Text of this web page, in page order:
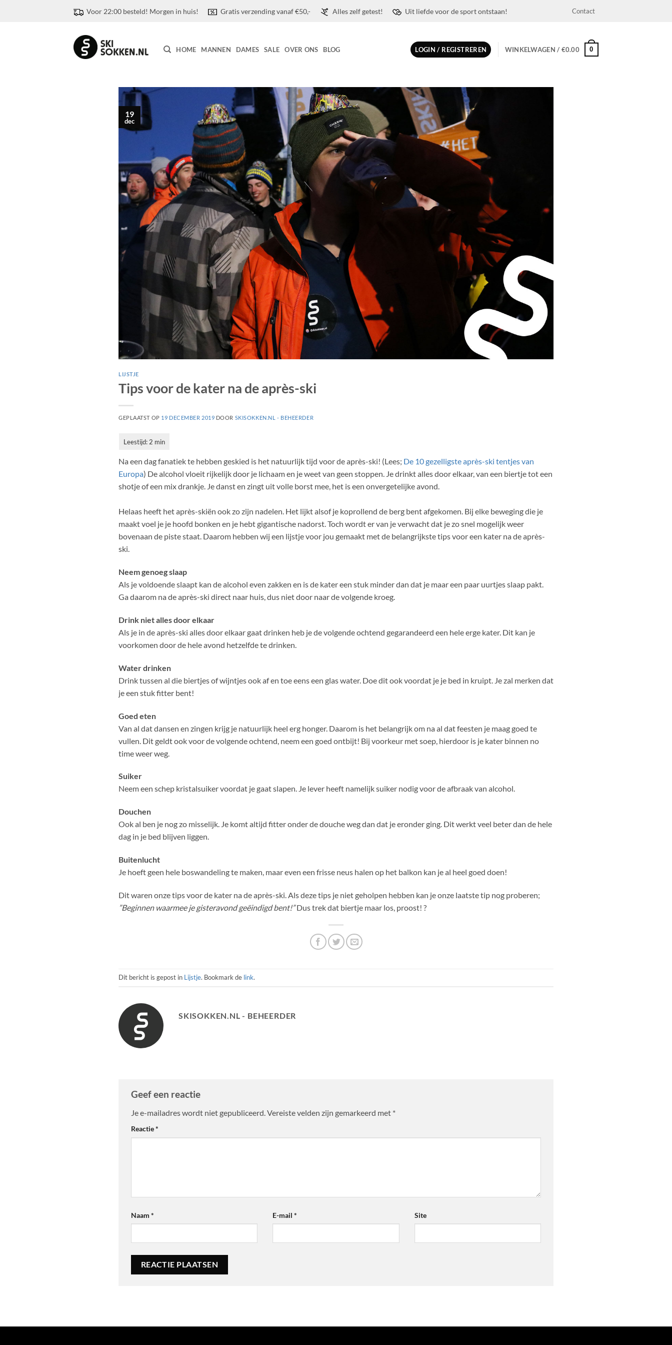
Voor 22:00 besteld! Morgen in huis! Gratis verzending vanaf €50,- Alles zelf getest! Uit liefde voor de sport ontstaan! Contact
HOME MANNEN DAMES SALE OVER ONS BLOG LOGIN / REGISTREREN WINKELWAGEN / €0.00 0
19
dec
LIJSTJE
Tips voor de kater na de après-ski
GEPLAATST OP 19 DECEMBER 2019 DOOR SKISOKKEN.NL - BEHEERDER
Na een dag fanatiek te hebben geskied is het natuurlijk tijd voor de après-ski! (Lees; De 10 gezelligste après-ski tentjes van
Europa) De alcohol vloeit rijkelijk door je lichaam en je weet van geen stoppen. Je drinkt alles door elkaar, van een biertje tot een
shotje of een mix drankje. Je danst en zingt uit volle borst mee, het is een onvergetelijke avond.
Helaas heeft het après-skiën ook zo zijn nadelen. Het lijkt alsof je koprollend de berg bent afgekomen. Bij elke beweging die je
maakt voel je je hoofd bonken en je hebt gigantische nadorst. Toch wordt er van je verwacht dat je zo snel mogelijk weer
bovenaan de piste staat. Daarom hebben wij een lijstje voor jou gemaakt met de belangrijkste tips voor een kater na de après-
ski.
Neem genoeg slaap
Als je voldoende slaapt kan de alcohol even zakken en is de kater een stuk minder dan dat je maar een paar uurtjes slaap pakt.
Ga daarom na de après-ski direct naar huis, dus niet door naar de volgende kroeg.
Drink niet alles door elkaar
Als je in de après-ski alles door elkaar gaat drinken heb je de volgende ochtend gegarandeerd een hele erge kater. Dit kan je
voorkomen door de hele avond hetzelfde te drinken.
Water drinken
Drink tussen al die biertjes of wijntjes ook af en toe eens een glas water. Doe dit ook voordat je je bed in kruipt. Je zal merken dat
je een stuk fitter bent!
Goed eten
Van al dat dansen en zingen krijg je natuurlijk heel erg honger. Daarom is het belangrijk om na al dat feesten je maag goed te
vullen. Dit geldt ook voor de volgende ochtend, neem een goed ontbijt! Bij voorkeur met soep, hierdoor is je kater binnen no
time weer weg.
Suiker
Neem een schep kristalsuiker voordat je gaat slapen. Je lever heeft namelijk suiker nodig voor de afbraak van alcohol.
Douchen
Ook al ben je nog zo misselijk. Je komt altijd fitter onder de douche weg dan dat je eronder ging. Dit werkt veel beter dan de hele
dag in je bed blijven liggen.
Buitenlucht
Je hoeft geen hele boswandeling te maken, maar even een frisse neus halen op het balkon kan je al heel goed doen!
Dit waren onze tips voor de kater na de après-ski. Als deze tips je niet geholpen hebben kan je onze laatste tip nog proberen;
”Beginnen waarmee je gisteravond geëindigd bent!”Dus trek dat biertje maar los, proost! ?
Dit bericht is gepost in Lijstje. Bookmark de link.
SKISOKKEN.NL - BEHEERDER
Geef een reactie
Je e-mailadres wordt niet gepubliceerd.Vereiste velden zijn gemarkeerd met *
Reactie*
Naam * E-mail* Site
Alternative: